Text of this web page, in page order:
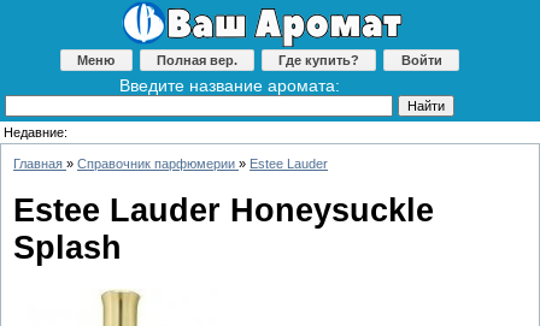
Меню Полная вер. Где купить? Войти
Введите название аромата:
Недавние:
Главная » Справочник парфюмерии » Estee Lauder
Estee Lauder Honeysuckle
Splash